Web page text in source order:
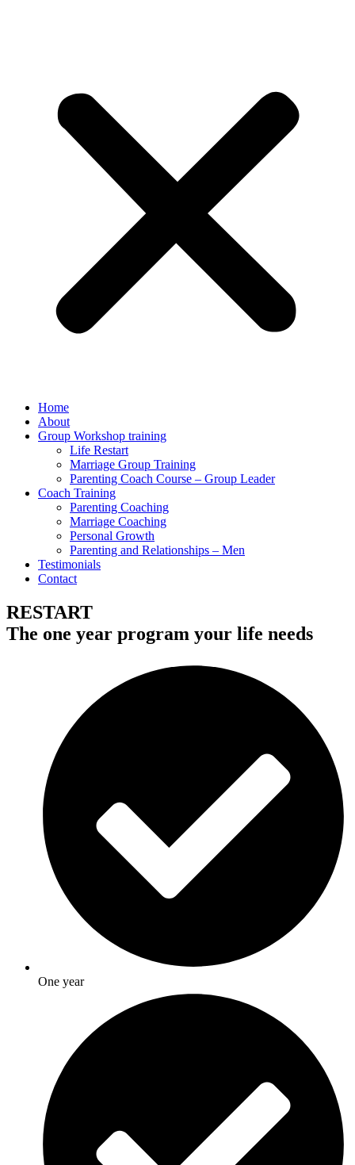
Home
About
Group Workshop training
Life Restart
Marriage Group Training
Parenting Coach Course – Group Leader
Coach Training
Parenting Coaching
Marriage Coaching
Personal Growth
Parenting and Relationships – Men
Testimonials
Contact
RESTART
The one year program your life needs
One year